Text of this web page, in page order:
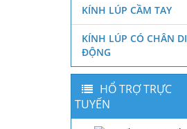
KÍNH LÚP CẦM TAY
KÍNH LÚP CÓ CHÂN DI
ĐỘNG
HỔ TRỢ TRỰC
TUYẾN